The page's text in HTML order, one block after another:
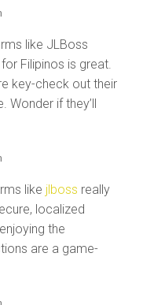
like JLBoss
Filipinos is great.
key-check out their
Wonder if they’ll
like jlboss really
localized
the
are a game-